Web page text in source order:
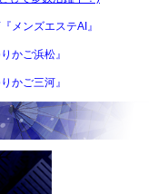
メンズエステAI』
かご浜松』
かご三河』